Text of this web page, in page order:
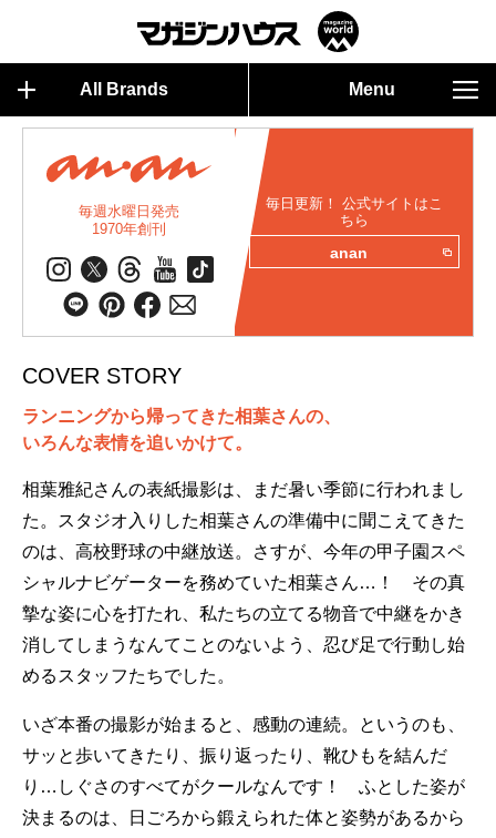
All Brands Menu
毎週水曜日発売
1970年創刊
毎日更新！ 公式サイトはこ
ちら
anan
COVER STORY
ランニングから帰ってきた相葉さんの、
いろんな表情を追いかけて。
相葉雅紀さんの表紙撮影は、まだ暑い季節に行われまし
た。スタジオ入りした相葉さんの準備中に聞こえてきた
のは、高校野球の中継放送。さすが、今年の甲子園スペ
シャルナビゲーターを務めていた相葉さん…！ その真
摯な姿に心を打たれ、私たちの立てる物音で中継をかき
消してしまうなんてことのないよう、忍び足で行動し始
めるスタッフたちでした。
いざ本番の撮影が始まると、感動の連続。というのも、
サッと歩いてきたり、振り返ったり、靴ひもを結んだ
り…しぐさのすべてがクールなんです！ ふとした姿が
決まるのは、日ごろから鍛えられた体と姿勢があるから